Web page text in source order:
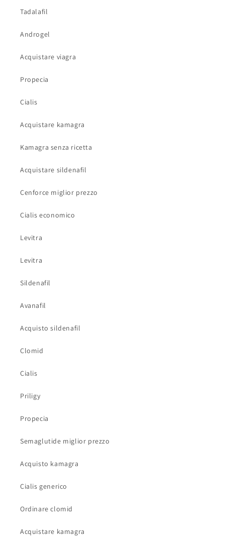
Tadalafil
Androgel
Acquistare viagra
Propecia
Cialis
Acquistare kamagra
Kamagra senza ricetta
Acquistare sildenafil
Cenforce miglior prezzo
Cialis economico
Levitra
Levitra
Sildenafil
Avanafil
Acquisto sildenafil
Clomid
Cialis
Priligy
Propecia
Semaglutide miglior prezzo
Acquisto kamagra
Cialis generico
Ordinare clomid
Acquistare kamagra